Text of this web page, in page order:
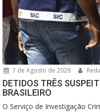
7 de Agosto de 2026
DETIDOS TRÊS
BRASILEIRO
O Serviço de Investigação